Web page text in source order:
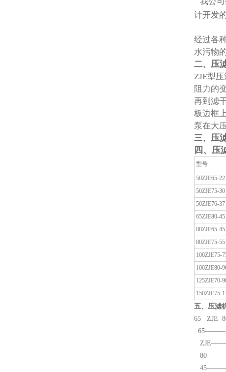
计开发
经过各
水污物
二、 压
ZJE型
阻力的
再到滤
板边框
泵在大
三、 压
四、压
型号
50ZJE65-22
50ZJE75-30
50ZJE76-37
65ZJE80-45
80ZJE65-45
80ZJE75-55
100ZJE75-
100ZJE80-
125ZJE70-
150ZJE75-
五、压滤
65 ZJE
65———
ZJE———
80————
45————